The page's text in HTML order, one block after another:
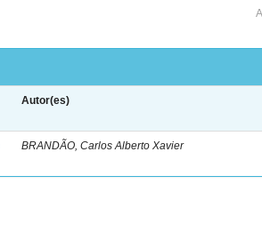
Autor(es)
BRANDÃO, Carlos Alberto Xavier